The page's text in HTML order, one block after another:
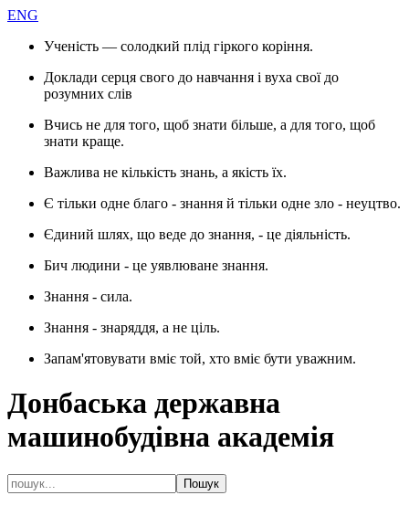
ENG
Ученість — солодкий плід гіркого коріння.
Доклади серця свого до навчання і вуха свої до
розумних слів
Вчись не для того, щоб знати більше, а для того, щоб
знати краще.
Важлива не кількість знань, а якість їх.
Є тільки одне благо - знання й тільки одне зло - неуцтво.
Єдиний шлях, що веде до знання, - це діяльність.
Бич людини - це уявлюване знання.
Знання - сила.
Знання - знаряддя, а не ціль.
Запам'ятовувати вміє той, хто вміє бути уважним.
Донбаська державна
машинобудівна академія